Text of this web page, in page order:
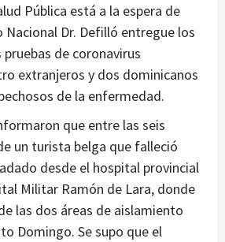
Pública está a la espera de
Dr. Defilló entregue los
de coronavirus
extranjeros y dos dominicanos
de la enfermedad.
que entre las seis
un turista belga que falleció
desde el hospital provincial
Militar Ramón de Lara, donde
las dos áreas de aislamiento
Domingo. Se supo que el